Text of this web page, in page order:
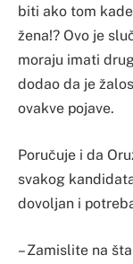
biti ako tom
žena!? Ovo je
moraju imati
dodao da je
ovakve pojave.
Poručuje i da
svakog
dovoljan i
– Zamislite na